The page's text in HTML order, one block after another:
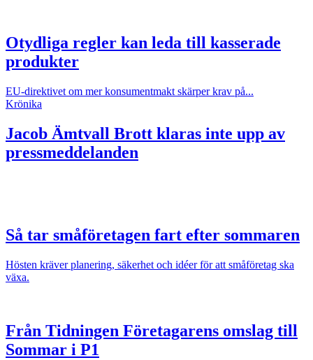
Otydliga regler kan leda till kasserade
produkter
EU-direktivet om mer konsumentmakt skärper krav på...
Krönika
Jacob Ämtvall Brott klaras inte upp av
pressmeddelanden
Så tar småföretagen fart efter sommaren
Hösten kräver planering, säkerhet och idéer för att småföretag ska
växa.
Från Tidningen Företagarens omslag till
Sommar i P1